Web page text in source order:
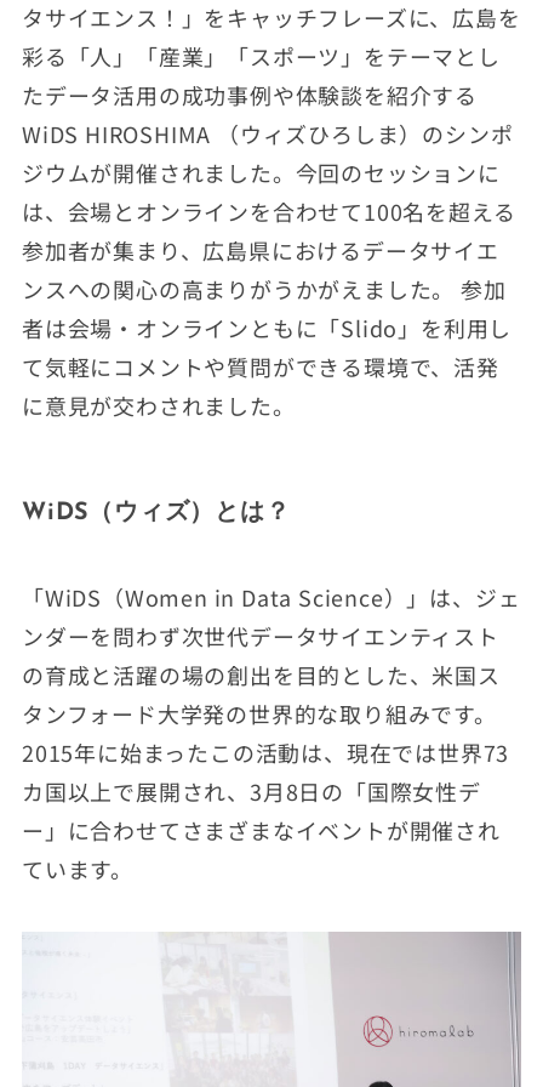
タサイエンス！」をキャッチフレーズに、広島を
彩る「人」「産業」「スポーツ」をテーマとし
たデータ活用の成功事例や体験談を紹介する
WiDS HIROSHIMA （ウィズひろしま）のシンポ
ジウムが開催されました。今回のセッションに
は、会場とオンラインを合わせて100名を超える
参加者が集まり、広島県におけるデータサイエ
ンスへの関心の高まりがうかがえました。 参加
者は会場・オンラインともに「Slido」を利用し
て気軽にコメントや質問ができる環境で、活発
に意見が交わされました。
WiDS（ウィズ）とは？
「WiDS（Women in Data Science）」は、ジェ
ンダーを問わず次世代データサイエンティスト
の育成と活躍の場の創出を目的とした、米国ス
タンフォード大学発の世界的な取り組みです。
2015年に始まったこの活動は、現在では世界73
カ国以上で展開され、3月8日の「国際女性デ
ー」に合わせてさまざまなイベントが開催され
ています。